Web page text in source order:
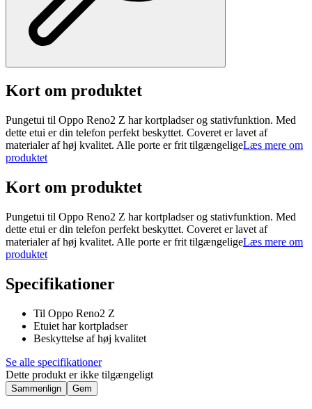
Kort om produktet
Pungetui til Oppo Reno2 Z har kortpladser og stativfunktion. Med
dette etui er din telefon perfekt beskyttet. Coveret er lavet af
materialer af høj kvalitet. Alle porte er frit tilgængeligeLæs mere om
produktet
Kort om produktet
Pungetui til Oppo Reno2 Z har kortpladser og stativfunktion. Med
dette etui er din telefon perfekt beskyttet. Coveret er lavet af
materialer af høj kvalitet. Alle porte er frit tilgængeligeLæs mere om
produktet
Specifikationer
Til Oppo Reno2 Z
Etuiet har kortpladser
Beskyttelse af høj kvalitet
Se alle specifikationer
Dette produkt er ikke tilgængeligt
Sammenlign Gem